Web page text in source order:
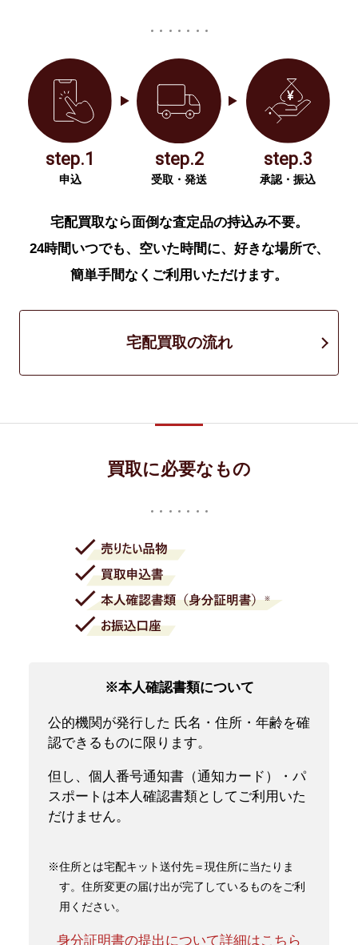
step.1
申込
step.2
受取・発送
step.3
承認・振込
宅配買取なら面倒な査定品の持込み不要。
24時間いつでも、空いた時間に、好きな場所で、
簡単手間なくご利用いただけます。
宅配買取の流れ
買取に必要なもの
※本人確認書類について
公的機関が発行した 氏名・住所・年齢を確
認できるものに限ります。
但し、個人番号通知書（通知カード）・パ
スポートは本人確認書類としてご利用いた
だけません。
※住所とは宅配キット送付先＝現住所に当たりま
す。住所変更の届け出が完了しているものをご利
用ください。
身分証明書の提出について詳細はこちら